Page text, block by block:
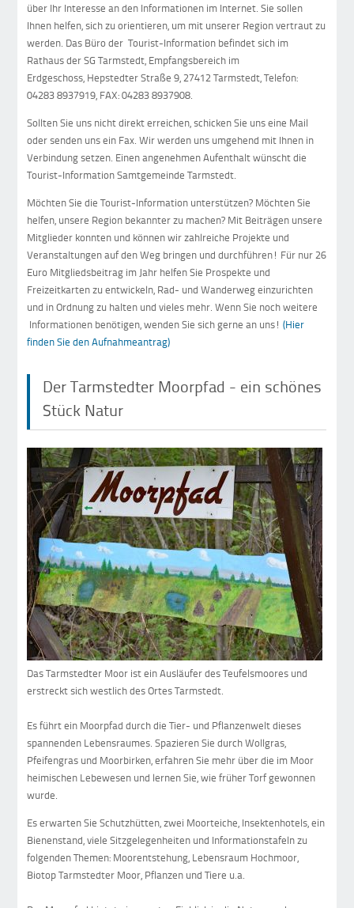
über Ihr Interesse an den Informationen im Internet. Sie sollen
Ihnen helfen, sich zu orientieren, um mit unserer Region vertraut zu
werden. Das Büro der Tourist-Information befindet sich im
Rathaus der SG Tarmstedt, Empfangsbereich im
Erdgeschoss, Hepstedter Straße 9, 27412 Tarmstedt, Telefon:
04283 8937919, FAX: 04283 8937908.
Sollten Sie uns nicht direkt erreichen, schicken Sie uns eine Mail
oder senden uns ein Fax. Wir werden uns umgehend mit Ihnen in
Verbindung setzen. Einen angenehmen Aufenthalt wünscht die
Tourist-Information Samtgemeinde Tarmstedt.
Möchten Sie die Tourist-Information unterstützen? Möchten Sie
helfen, unsere Region bekannter zu machen? Mit Beiträgen unsere
Mitglieder konnten und können wir zahlreiche Projekte und
Veranstaltungen auf den Weg bringen und durchführen! Für nur 26
Euro Mitgliedsbeitrag im Jahr helfen Sie Prospekte und
Freizeitkarten zu entwickeln, Rad- und Wanderweg einzurichten
und in Ordnung zu halten und vieles mehr. Wenn Sie noch weitere
Informationen benötigen, wenden Sie sich gerne an uns!(Hier
finden Sie den Aufnahmeantrag)
Der Tarmstedter Moorpfad - ein schönes
Stück Natur
Das Tarmstedter Moor ist ein Ausläufer des Teufelsmoores und
erstreckt sich westlich des Ortes Tarmstedt.
Es führt ein Moorpfad durch die Tier- und Pflanzenwelt dieses
spannenden Lebensraumes. Spazieren Sie durch Wollgras,
Pfeifengras und Moorbirken, erfahren Sie mehr über die im Moor
heimischen Lebewesen und lernen Sie, wie früher Torf gewonnen
wurde.
Es erwarten Sie Schutzhütten, zwei Moorteiche, Insektenhotels, ein
Bienenstand, viele Sitzgelegenheiten und Informationstafeln zu
folgenden Themen: Moorentstehung, Lebensraum Hochmoor,
Biotop Tarmstedter Moor, Pflanzen und Tiere u.a.